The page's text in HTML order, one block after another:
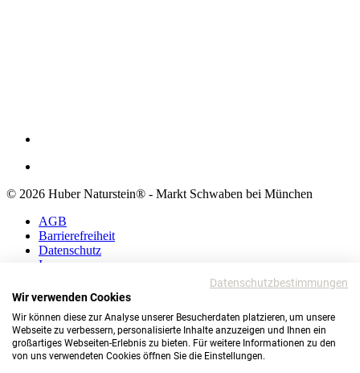
© 2026 Huber Naturstein® - Markt Schwaben bei München
AGB
Barrierefreiheit
Datenschutz
Impressum
AGB
Datenschutz
Impressum
© 2026 Huber Naturstein®
Datenschutzbestimmungen
Wir verwenden Cookies
Wir können diese zur Analyse unserer Besucherdaten platzieren, um unsere
Webseite zu verbessern, personalisierte Inhalte anzuzeigen und Ihnen ein
großartiges Webseiten-Erlebnis zu bieten. Für weitere Informationen zu den
von uns verwendeten Cookies öffnen Sie die Einstellungen.